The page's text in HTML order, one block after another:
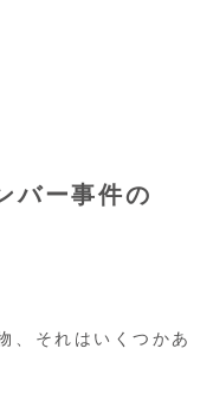
バー事件の
、それはいくつかあ